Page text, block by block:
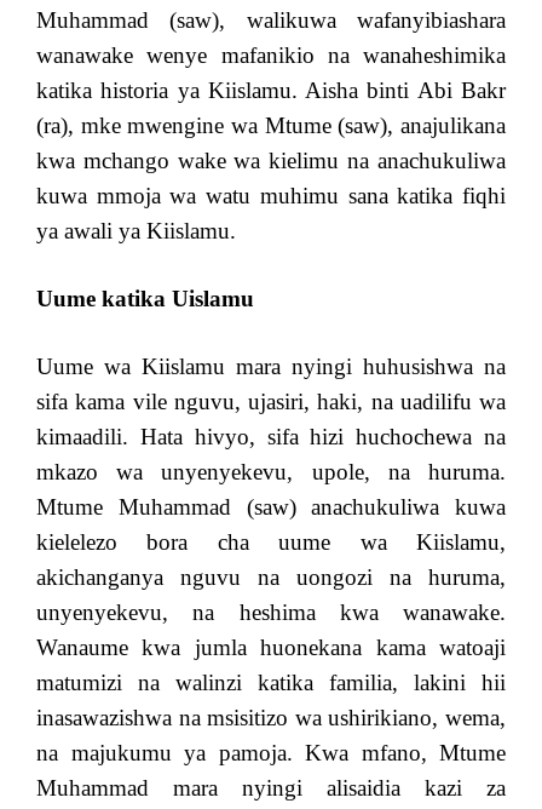
Muhammad (saw), walikuwa wafanyibiashara
wanawake wenye mafanikio na wanaheshimika
katika historia ya Kiislamu. Aisha binti Abi Bakr
(ra), mke mwengine wa Mtume (saw), anajulikana
kwa mchango wake wa kielimu na anachukuliwa
kuwa mmoja wa watu muhimu sana katika fiqhi
ya awali ya Kiislamu.
Uume katika Uislamu
Uume wa Kiislamu mara nyingi huhusishwa na
sifa kama vile nguvu, ujasiri, haki, na uadilifu wa
kimaadili. Hata hivyo, sifa hizi huchochewa na
mkazo wa unyenyekevu, upole, na huruma.
Mtume Muhammad (saw) anachukuliwa kuwa
kielelezo bora cha uume wa Kiislamu,
akichanganya nguvu na uongozi na huruma,
unyenyekevu, na heshima kwa wanawake.
Wanaume kwa jumla huonekana kama watoaji
matumizi na walinzi katika familia, lakini hii
inasawazishwa na msisitizo wa ushirikiano, wema,
na majukumu ya pamoja. Kwa mfano, Mtume
Muhammad mara nyingi alisaidia kazi za